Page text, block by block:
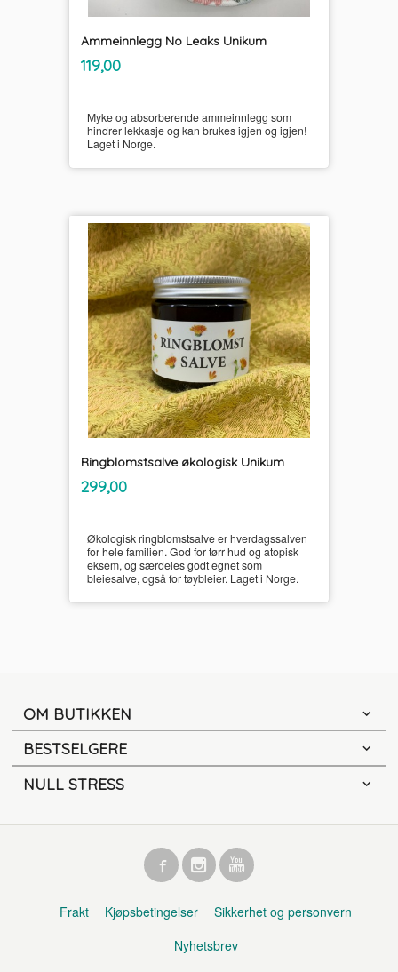
Ammeinnlegg No Leaks Unikum
Pris
119,00mva.
Myke og absorberende ammeinnlegg som
hindrer lekkasje og kan brukes igjen og igjen!
Laget i Norge.
Ringblomstsalve økologisk Unikum
Pris
299,00mva.
Økologisk ringblomstsalve er hverdagssalven
for hele familien. God for tørr hud og atopisk
eksem, og særdeles godt egnet som
bleiesalve, også for tøybleier. Laget i Norge.
OM BUTIKKEN
BESTSELGERE
NULL STRESS
Frakt Kjøpsbetingelser
Sikkerhet og personvern
Nyhetsbrev